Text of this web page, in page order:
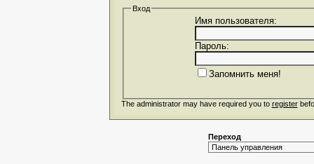
Вход
Имя пользователя:
Пароль:
Запомнить меня!
The administrator may have required you to register
Переход